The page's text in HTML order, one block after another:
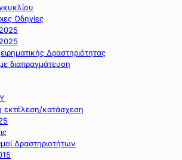
Οδηγίες
Δραστηριότητας
διαπραγμάτευση
εκτέλεση/κατάσχεση
Δραστηριοτήτων